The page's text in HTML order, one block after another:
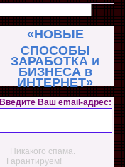
«НОВЫЕ
СПОСОБЫ
ЗАРАБОТКА и
БИЗНЕСА в
ИНТЕРНЕТ»
Введите Ваш email-адрес:
Никакого спама.
Гарантируем!